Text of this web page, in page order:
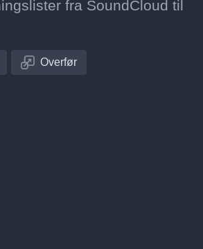
fra SoundCloud til
Overfør